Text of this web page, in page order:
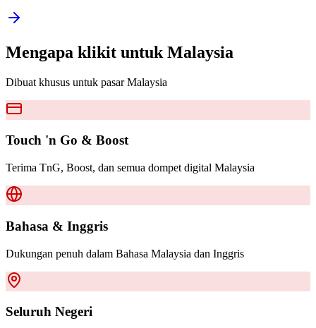
Mengapa klikit untuk Malaysia
Dibuat khusus untuk pasar Malaysia
Touch 'n Go & Boost
Terima TnG, Boost, dan semua dompet digital Malaysia
Bahasa & Inggris
Dukungan penuh dalam Bahasa Malaysia dan Inggris
Seluruh Negeri